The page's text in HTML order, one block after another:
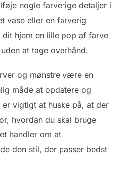
nogle farverige detaljer i
vase eller en farverig
dit hjem en lille pop af farve
at tage overhånd.
og mønstre være en
måde at opdatere og
vigtigt at huske på, at der
hvordan du skal bruge
handler om at
den stil, der passer bedst